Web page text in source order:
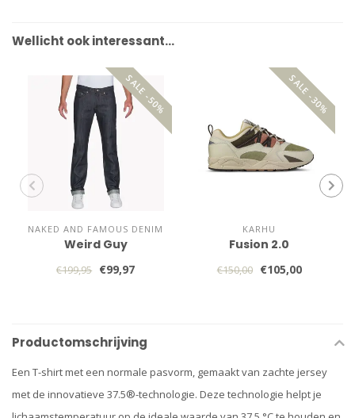
Wellicht ook interessant…
SALE -50%
NAKED AND FAMOUS DENIM
Weird Guy
€199,95 €99,97
SALE -30%
KARHU
Fusion 2.0
€150,00 €105,00
Productomschrijving
Een T-shirt met een normale pasvorm, gemaakt van zachte jersey
met de innovatieve 37.5®-technologie. Deze technologie helpt je